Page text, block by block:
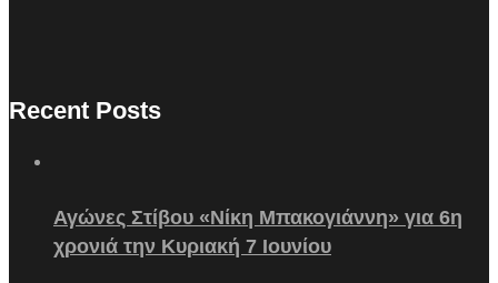
Recent Posts
Αγώνες Στίβου «Νίκη Μπακογιάννη» για 6η
χρονιά την Κυριακή 7 Ιουνίου